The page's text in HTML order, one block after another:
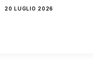
20 LUGLIO 2026